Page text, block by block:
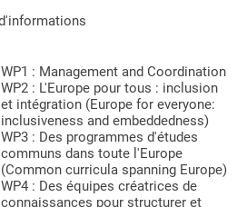
WP1 : Management and Coordination
WP2 : L'Europe pour tous : inclusion
et intégration (Europe for everyone:
inclusiveness and embeddedness)
WP3 : Des programmes d'études
communs dans toute l'Europe
(Common curricula spanning Europe)
WP4 : Des équipes créatrices de
connaissances pour structurer et